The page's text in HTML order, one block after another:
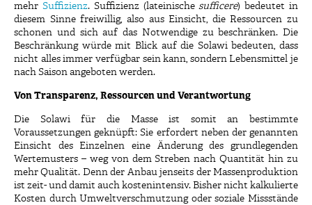
mehr Suffizienz. Suffizienz (lateinische sufficere) bedeutet in
diesem Sinne freiwillig, also aus Einsicht, die Ressourcen zu
schonen und sich auf das Notwendige zu beschränken. Die
Beschränkung würde mit Blick auf die Solawi bedeuten, dass
nicht alles immer verfügbar sein kann, sondern Lebensmittel je
nach Saison angeboten werden.
Von Transparenz, Ressourcen und Verantwortung
Die Solawi für die Masse ist somit an bestimmte
Voraussetzungen geknüpft: Sie erfordert neben der genannten
Einsicht des Einzelnen eine Änderung des grundlegenden
Wertemusters – weg von dem Streben nach Quantität hin zu
mehr Qualität. Denn der Anbau jenseits der Massenproduktion
ist zeit- und damit auch kostenintensiv. Bisher nicht kalkulierte
Kosten durch Umweltverschmutzung oder soziale Missstände